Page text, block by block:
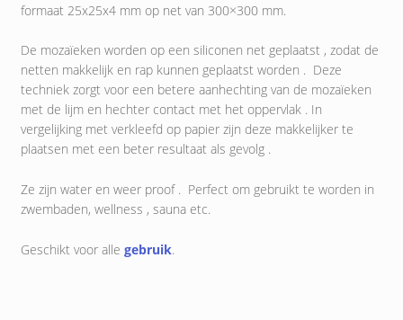
formaat 25x25x4 mm op net van 300×300 mm.
De mozaïeken worden op een siliconen net geplaatst , zodat de
netten makkelijk en rap kunnen geplaatst worden . Deze
techniek zorgt voor een betere aanhechting van de mozaïeken
met de lijm en hechter contact met het oppervlak . In
vergelijking met verkleefd op papier zijn deze makkelijker te
plaatsen met een beter resultaat als gevolg .
Ze zijn water en weer proof . Perfect om gebruikt te worden in
zwembaden, wellness , sauna etc.
Geschikt voor alle gebruik.